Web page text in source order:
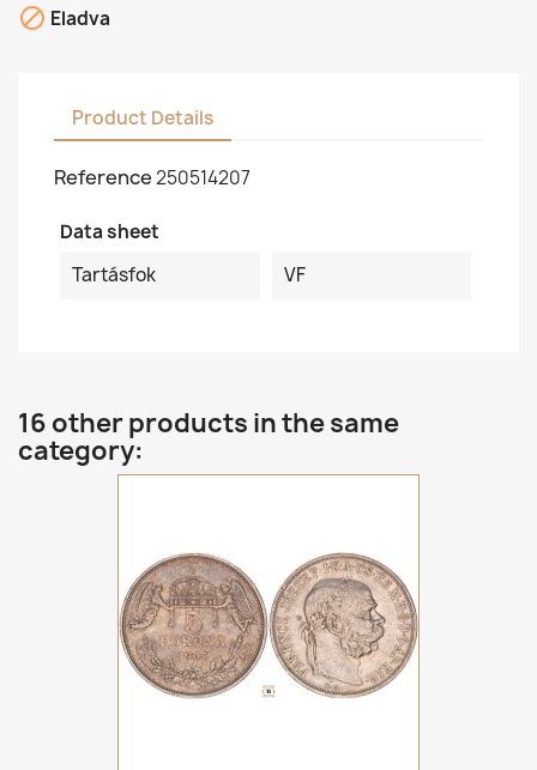
 Eladva
Product Details
Reference250514207
Data sheet
Tartásfok
VF
16 other products in the same
category: